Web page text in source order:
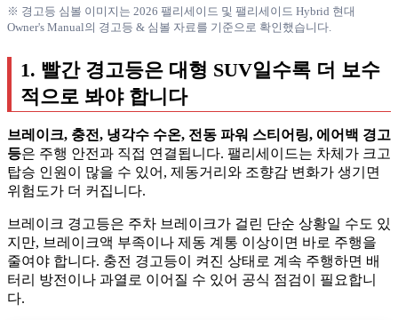
※ 경고등 심볼 이미지는 2026 팰리세이드 및 팰리세이드 Hybrid 현대
Owner's Manual의 경고등 & 심볼 자료를 기준으로 확인했습니다.
1. 빨간 경고등은 대형 SUV일수록 더 보수
적으로 봐야 합니다
브레이크, 충전, 냉각수 수온, 전동 파워 스티어링, 에어백 경고
등은 주행 안전과 직접 연결됩니다. 팰리세이드는 차체가 크고
탑승 인원이 많을 수 있어, 제동거리와 조향감 변화가 생기면
위험도가 더 커집니다.
브레이크 경고등은 주차 브레이크가 걸린 단순 상황일 수도 있
지만, 브레이크액 부족이나 제동 계통 이상이면 바로 주행을
줄여야 합니다. 충전 경고등이 켜진 상태로 계속 주행하면 배
터리 방전이나 과열로 이어질 수 있어 공식 점검이 필요합니
다.